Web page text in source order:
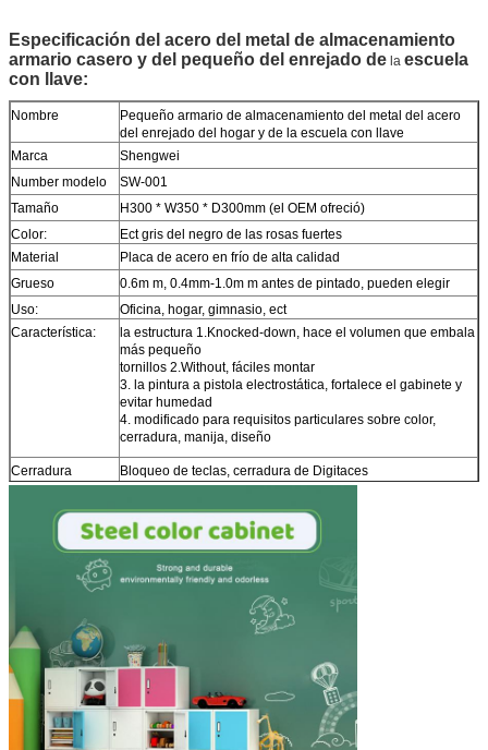
Especificación del acero del metal de almacenamiento
armario casero y del pequeño del enrejado de la escuela
con llave:
Nombre
Pequeño armario de almacenamiento del metal del acero
del enrejado del hogar y de la escuela con llave
Marca
Shengwei
Number modelo
SW-001
Tamaño
H300 * W350 * D300mm (el OEM ofreció)
Color:
Ect gris del negro de las rosas fuertes
Material
Placa de acero en frío de alta calidad
Grueso
0.6m m, 0.4mm-1.0m m antes de pintado, pueden elegir
Uso:
Oficina, hogar, gimnasio, ect
Característica:
la estructura 1.Knocked-down, hace el volumen que embala
más pequeño
tornillos 2.Without, fáciles montar
3. la pintura a pistola electrostática, fortalece el gabinete y
evitar humedad
4. modificado para requisitos particulares sobre color,
cerradura, manija, diseño
Cerradura Bloqueo de teclas, cerradura de Digitaces